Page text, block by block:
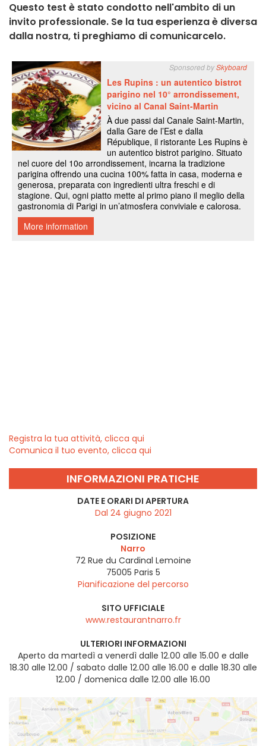
Questo test è stato condotto nell'ambito di un
invito professionale. Se la tua esperienza è diversa
dalla nostra, ti preghiamo di comunicarcelo.
Registra la tua attività, clicca qui
Comunica il tuo evento, clicca qui
INFORMAZIONI PRATICHE
DATE E ORARI DI APERTURA
Dal 24 giugno 2021
POSIZIONE
Narro
72 Rue du Cardinal Lemoine
75005 Paris 5
Pianificazione del percorso
SITO UFFICIALE
www.restaurantnarro.fr
ULTERIORI INFORMAZIONI
Aperto da martedì a venerdì dalle 12.00 alle 15.00 e dalle
18.30 alle 12.00 / sabato dalle 12.00 alle 16.00 e dalle 18.30 alle
12.00 / domenica dalle 12.00 alle 16.00